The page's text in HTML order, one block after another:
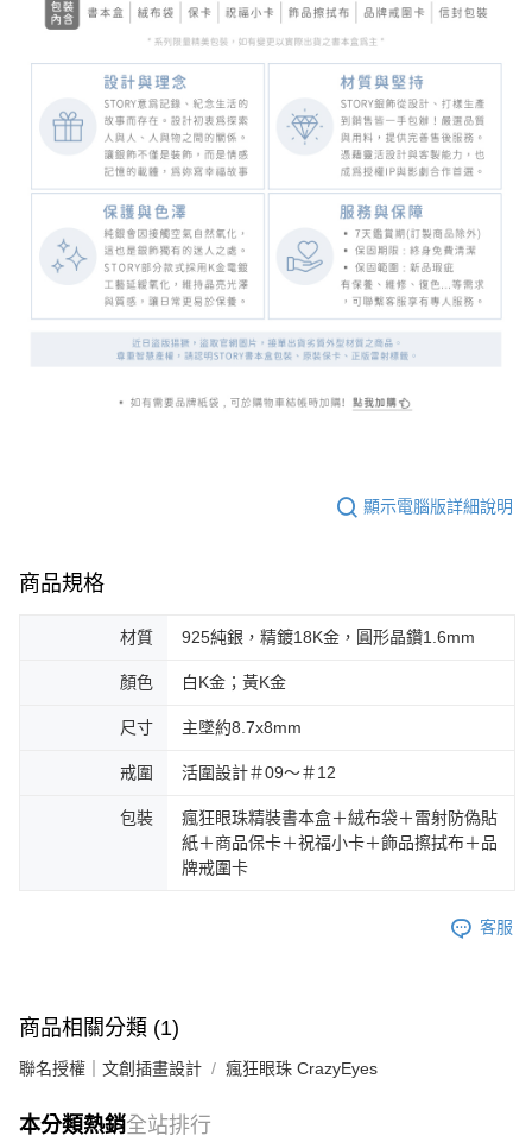
顯示電腦版詳細說明
商品規格
材質 925純銀，精鍍18K金，圓形晶鑽1.6mm
顏色 白K金；黃K金
尺寸 主墜約8.7x8mm
戒圍 活圍設計＃09～＃12
包裝
瘋狂眼珠精裝書本盒＋絨布袋＋雷射防偽貼
紙＋商品保卡＋祝福小卡＋飾品擦拭布＋品
牌戒圍卡
客服
商品相關分類 (1)
聯名授權｜文創插畫設計 瘋狂眼珠 CrazyEyes
本分類熱銷全站排行